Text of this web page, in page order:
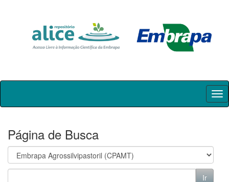
Skip
Página de Busca